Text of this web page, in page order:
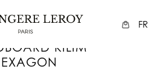
FR
KILIM